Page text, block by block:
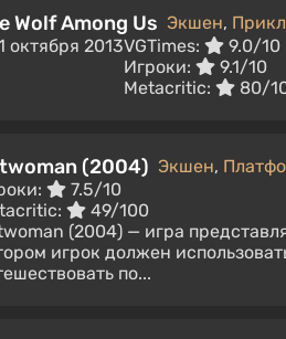
Wolf Among Us Экшен,
октября 2013VGTimes:
9.0/10
Игроки:
9.1/10
Metacritic:
80/
(2004) Экшен,
7.5/10
49/100
(2004) — игра
игрок должен
по...